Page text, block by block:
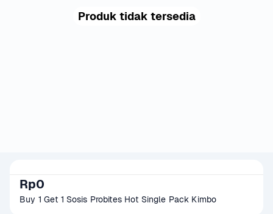
Produk tidak tersedia
Rp0
Buy 1 Get 1 Sosis Probites Hot Single Pack Kimbo